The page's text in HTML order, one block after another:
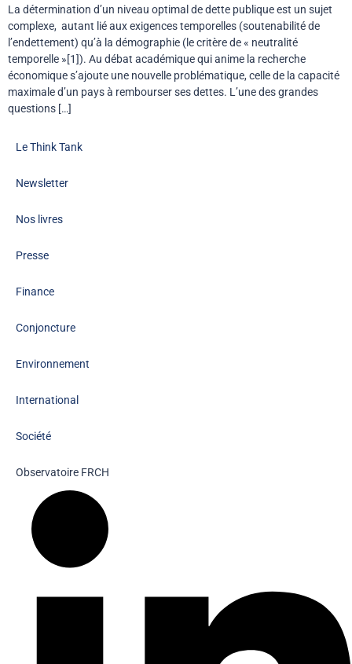
La détermination d’un niveau optimal de dette publique est un sujet
complexe, autant lié aux exigences temporelles (soutenabilité de
l’endettement) qu’à la démographie (le critère de « neutralité
temporelle »[1]). Au débat académique qui anime la recherche
économique s’ajoute une nouvelle problématique, celle de la capacité
maximale d’un pays à rembourser ses dettes. L’une des grandes
questions […]
Le Think Tank
Newsletter
Nos livres
Presse
Finance
Conjoncture
Environnement
International
Société
Observatoire FRCH